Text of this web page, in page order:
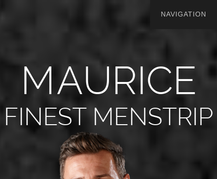
MAURICE
FINEST MENSTRIP